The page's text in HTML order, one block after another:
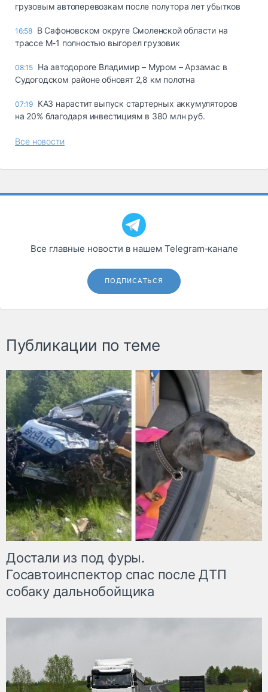
грузовым автоперевозкам после полутора лет убытков
16:58 В Сафоновском округе Смоленской области на
трассе М-1 полностью выгорел грузовик
08:15 На автодороге Владимир – Муром – Арзамас в
Судогодском районе обновят 2,8 км полотна
07:19 КАЗ нарастит выпуск стартерных аккумуляторов
на 20% благодаря инвестициям в 380 млн руб.
Все новости
Все главные новости в нашем Telegram‑канале
ПОДПИСАТЬСЯ
Публикации по теме
Достали из под фуры.
Госавтоинспектор спас после ДТП
собаку дальнобойщика